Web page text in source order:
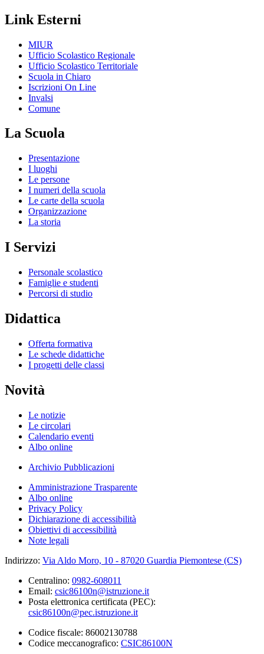
Link Esterni
MIUR
Ufficio Scolastico Regionale
Ufficio Scolastico Territoriale
Scuola in Chiaro
Iscrizioni On Line
Invalsi
Comune
La Scuola
Presentazione
I luoghi
Le persone
I numeri della scuola
Le carte della scuola
Organizzazione
La storia
I Servizi
Personale scolastico
Famiglie e studenti
Percorsi di studio
Didattica
Offerta formativa
Le schede didattiche
I progetti delle classi
Novità
Le notizie
Le circolari
Calendario eventi
Albo online
Archivio Pubblicazioni
Amministrazione Trasparente
Albo online
Privacy Policy
Dichiarazione di accessibilità
Obiettivi di accessibilità
Note legali
Indirizzo: Via Aldo Moro, 10 - 87020 Guardia Piemontese (CS)
Centralino: 0982-608011
Email: csic86100n@istruzione.it
Posta elettronica certificata (PEC):
csic86100n@pec.istruzione.it
Codice fiscale: 86002130788
Codice meccanografico: CSIC86100N